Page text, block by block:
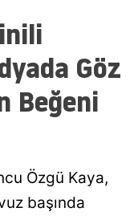
Göz
Beğeni
Özgü Kaya,
başında